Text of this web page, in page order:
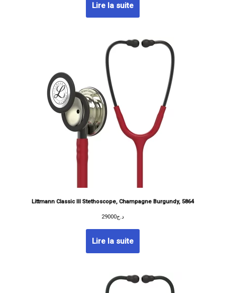
Lire la suite
Littmann Classic III Stethoscope, Champagne Burgundy, 5864
د.ج29000
Lire la suite